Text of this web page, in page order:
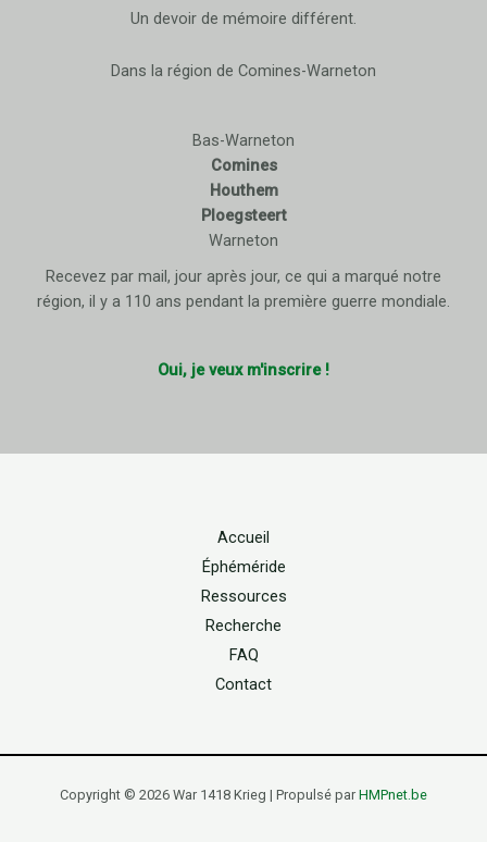
Un devoir de mémoire différent.
Dans la région de Comines-Warneton
Bas-Warneton
Comines
Houthem
Ploegsteert
Warneton
Recevez par mail, jour après jour, ce qui a marqué notre
région, il y a 110 ans pendant la première guerre mondiale.
Oui, je veux m'inscrire !
Accueil
Éphéméride
Ressources
Recherche
FAQ
Contact
Copyright © 2026 War 1418 Krieg | Propulsé par HMPnet.be